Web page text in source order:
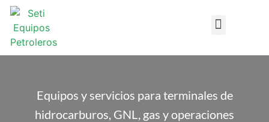
Equipos y servicios para terminales de
hidrocarburos, GNL, gas y operaciones